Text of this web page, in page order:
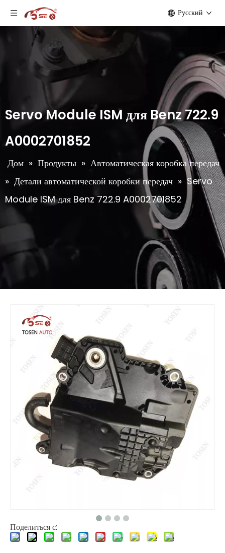
Pусский
Servo Module ISM для Benz 722.9
A0002701852
Дом » Продукты » Автоматическая коробка передач
» Детали автоматической коробки передач » Servo
Module ISM для Benz 722.9 A0002701852
Поделиться с: